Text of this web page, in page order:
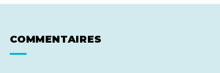
COMMENTAIRES